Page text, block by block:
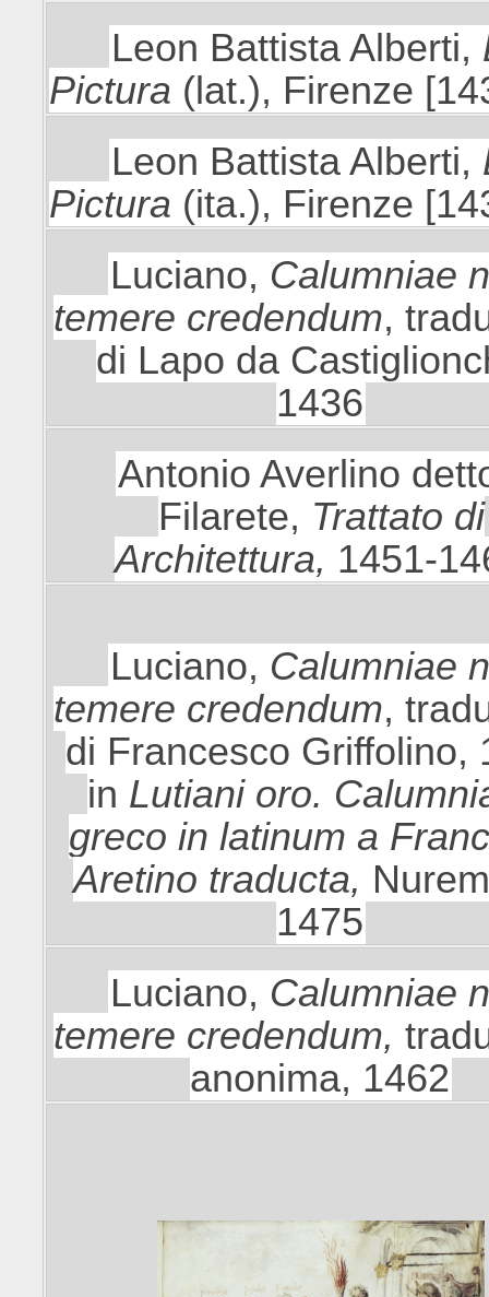
Leon Battista Alberti,
Pictura (lat.), Firenze
Leon Battista Alberti,
Pictura (ita.), Firenze
Luciano, Calumniae
temere credendum,
di Lapo da
1436
Antonio Averlino
Filarete, Trattato di
Architettura, 1451-
Luciano, Calumniae
temere credendum,
di Francesco Griffolino,
in Lutiani oro.
greco in latinum a
Aretino traducta,
1475
Luciano, Calumniae
temere credendum,
anonima, 1462